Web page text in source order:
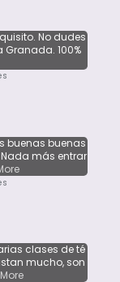
No dudes
100%
buenas buenas
más entrar
clases de té
mucho, son